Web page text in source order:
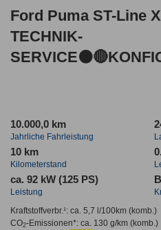
Ford Puma ST-Line
TECHNIK-
10.000,0 km
Jahrliche Fahrleistung
10 km
Kilometerstand
ca. 92 kW (125 PS)
Leistung
Kraftstoffverbr.¹: ca. 5,7 l/100km(komb.)
CO2-Emissionen*: ca. 130 g/km(komb.)